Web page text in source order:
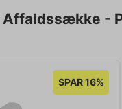
-
SPAR 16%